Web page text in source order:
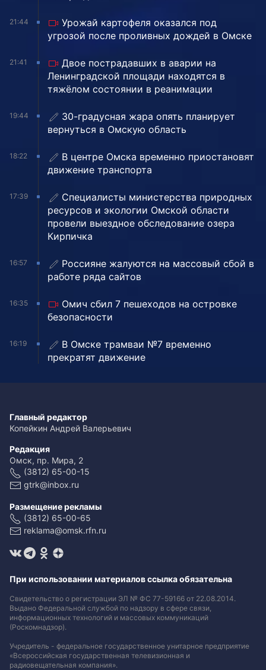
21:44
Урожай картофеля оказался под
угрозой после проливных дождей в Омске
21:41
Двое пострадавших в аварии на
Ленинградской площади находятся в
тяжёлом состоянии в реанимации
19:44
30-градусная жара опять планирует
вернуться в Омскую область
18:22
В центре Омска временно приостановят
движение транспорта
17:39
Специалисты министерства природных
ресурсов и экологии Омской области
провели выездное обследование озера
Кирпичка
16:57
Россияне жалуются на массовый сбой в
работе ряда сайтов
16:35
Омич сбил 7 пешеходов на островке
безопасности
16:19
В Омске трамваи №7 временно
прекратят движение
Главный редактор
Копейкин Андрей Валерьевич
Редакция
Омск, пр. Мира, 2
(3812) 65-00-15
gtrk@inbox.ru
Размещение рекламы
(3812) 65-00-65
reklama@omsk.rfn.ru
При использовании материалов ссылка обязательна
Свидетельство о регистрации ЭЛ № ФС 77-59166 от 22.08.2014.
Выдано Федеральной службой по надзору в сфере связи,
информационных технологий и массовых коммуникаций
(Роскомнадзор).
Учредитель - федеральное государственное унитарное предприятие
«Всероссийская государственная телевизионная и
радиовещательная компания».